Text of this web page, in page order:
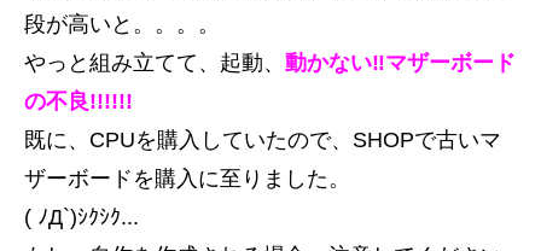
段が高いと。。。。
やっと組み立てて、起動、 動かない‼マザーボード
の不良!!!!!!
既に、CPUを購入していたので、SHOPで古いマ
ザーボードを購入に至りました。
( ﾉД`)ｼｸｼｸ...